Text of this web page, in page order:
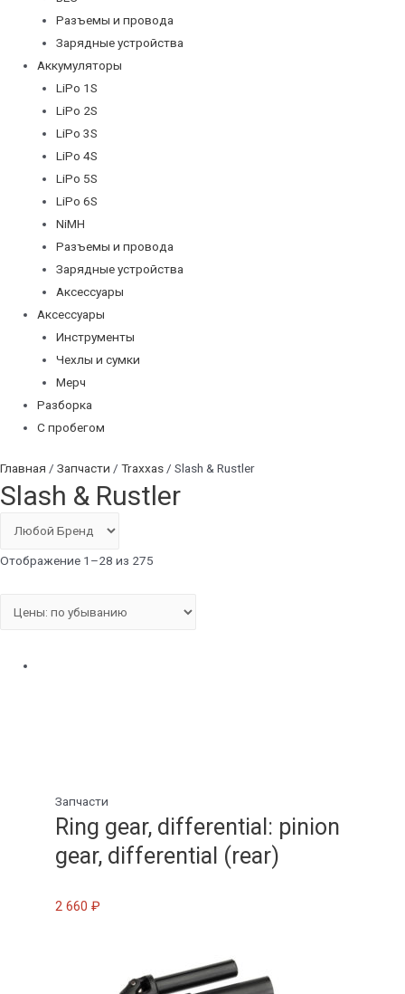
Разъемы и провода
Зарядные устройства
Аккумуляторы
LiPo 1S
LiPo 2S
LiPo 3S
LiPo 4S
LiPo 5S
LiPo 6S
NiMH
Разъемы и провода
Зарядные устройства
Аксессуары
Аксессуары
Инструменты
Чехлы и сумки
Мерч
Разборка
С пробегом
Главная / Запчасти / Traxxas / Slash & Rustler
Slash & Rustler
Отображение 1–28 из 275
Запчасти
Ring gear, differential: pinion
gear, differential (rear)
2 660₽